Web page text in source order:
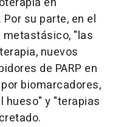
su parte, en el
"las
nuevos
de PARP en
biomarcadores,
hueso" y "terapias